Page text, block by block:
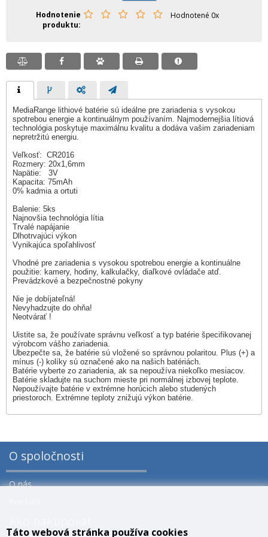
Hodnotenie
produktu
Hodnotené 0x
MediaRange lithiové batérie sú ideálne pre zariadenia s vysokou
spotrebou energie a kontinuálnym používaním. Najmodernejšia lítiová
technológia poskytuje maximálnu kvalitu a dodáva vašim zariadeniam
nepretržitú energiu.
Veľkosť: CR2016
Rozmery: 20x1,6mm
Napätie: 3V
Kapacita: 75mAh
0% kadmia a ortuti
Balenie: 5ks
Najnovšia technológia lítia
Trvalé napájanie
Dlhotrvajúci výkon
Vynikajúca spoľahlivosť
Vhodné pre zariadenia s vysokou spotrebou energie a kontinuálne
použitie: kamery, hodiny, kalkulačky, diaľkové ovládače atď.
Prevádzkové a bezpečnostné pokyny
Nie je dobíjateľná!
Nevyhadzujte do ohňa!
Neotvárať !
Uistite sa, že používate správnu veľkosť a typ batérie špecifikovanej
výrobcom vášho zariadenia.
Ubezpečte sa, že batérie sú vložené so správnou polaritou. Plus (+) a
mínus (-) kolíky sú označené ako na našich batériách.
Batérie vyberte zo zariadenia, ak sa nepoužíva niekoľko mesiacov.
Batérie skladujte na suchom mieste pri normálnej izbovej teplote.
Nepoužívajte batérie v extrémne horúcich alebo studených
priestoroch. Extrémne teploty znižujú výkon batérie.
O spoločnosti
O nás
Táto webová stránka používa cookies